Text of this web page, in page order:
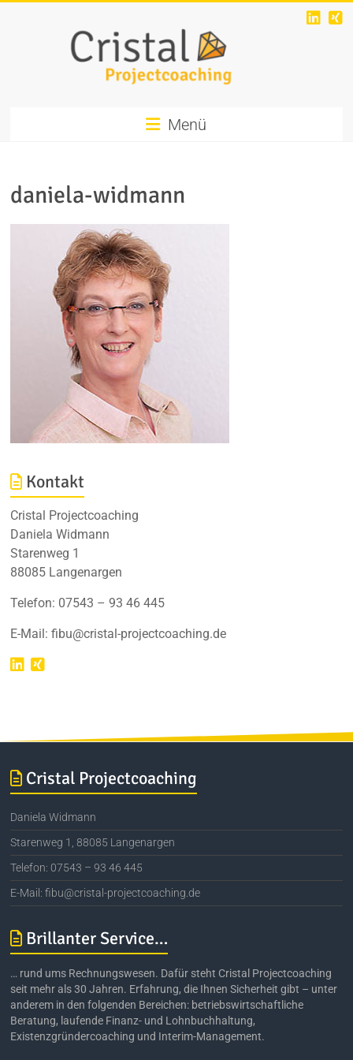
Menü
daniela-widmann
Kontakt
Cristal Projectcoaching
Daniela Widmann
Starenweg 1
88085 Langenargen
Telefon: 07543 – 93 46 445
E-Mail: fibu@cristal-projectcoaching.de
Cristal Projectcoaching
Daniela Widmann
Starenweg 1, 88085 Langenargen
Telefon: 07543 – 93 46 445
E-Mail: fibu@cristal-projectcoaching.de
Brillanter Service…
… rund ums Rechnungswesen. Dafür steht Cristal Projectcoaching
seit mehr als 30 Jahren. Erfahrung, die Ihnen Sicherheit gibt – unter
anderem in den folgenden Bereichen: betriebswirtschaftliche
Beratung, laufende Finanz- und Lohnbuchhaltung,
Existenzgründercoaching und Interim-Management.